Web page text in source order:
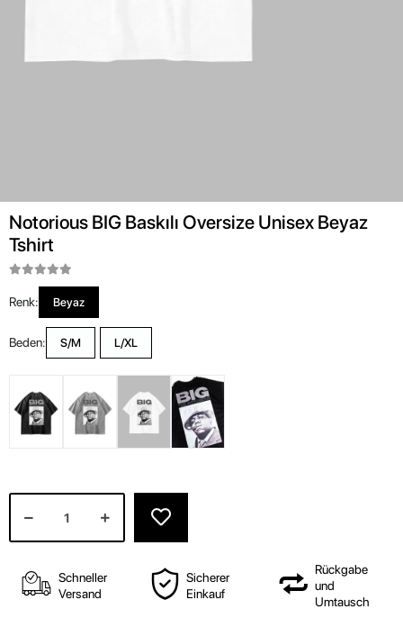
Notorious BIG Baskılı Oversize Unisex Beyaz
Tshirt
Renk: Beyaz
Beden: S/M L/XL
Schneller
Versand
Sicherer
Einkauf
Rückgabe
und
Umtausch